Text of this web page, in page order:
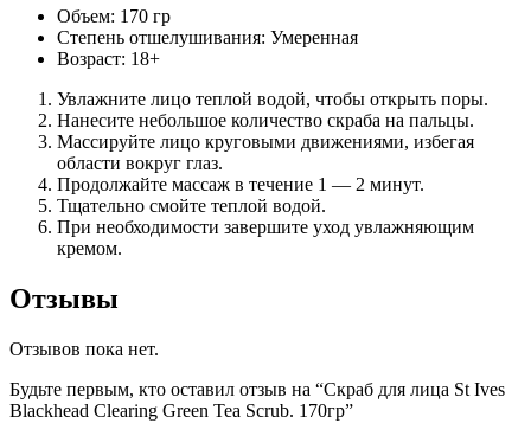
Объем: 170 гр
Степень отшелушивания: Умеренная
Возраст: 18+
Увлажните лицо теплой водой, чтобы открыть поры.
Нанесите небольшое количество скраба на пальцы.
Массируйте лицо круговыми движениями, избегая
области вокруг глаз.
Продолжайте массаж в течение 1 — 2 минут.
Тщательно смойте теплой водой.
При необходимости завершите уход увлажняющим
кремом.
Отзывы
Отзывов пока нет.
Будьте первым, кто оставил отзыв на “Скраб для лица St Ives
Blackhead Clearing Green Tea Scrub. 170гр”